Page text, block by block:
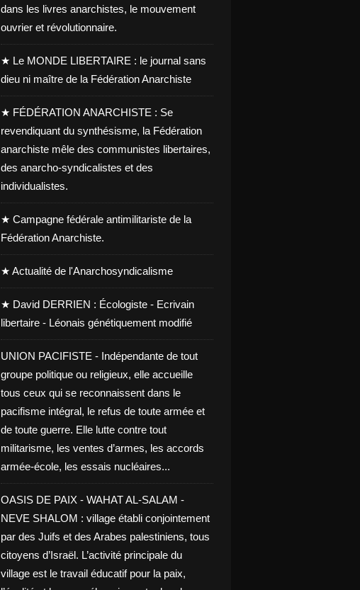
dans les livres anarchistes, le mouvement
ouvrier et révolutionnaire.
★ Le MONDE LIBERTAIRE : le journal sans
dieu ni maître de la Fédération Anarchiste
★ FÉDÉRATION ANARCHISTE : Se
revendiquant du synthésisme, la Fédération
anarchiste mêle des communistes libertaires,
des anarcho-syndicalistes et des
individualistes.
★ Campagne fédérale antimilitariste de la
Fédération Anarchiste.
★ Actualité de l'Anarchosyndicalisme
★ David DERRIEN : Écologiste - Ecrivain
libertaire - Léonais génétiquement modifié
UNION PACIFISTE - Indépendante de tout
groupe politique ou religieux, elle accueille
tous ceux qui se reconnaissent dans le
pacifisme intégral, le refus de toute armée et
de toute guerre. Elle lutte contre tout
militarisme, les ventes d’armes, les accords
armée-école, les essais nucléaires...
OASIS DE PAIX - WAHAT AL-SALAM -
NEVE SHALOM : village établi conjointement
par des Juifs et des Arabes palestiniens, tous
citoyens d’Israël. L’activité principale du
village est le travail éducatif pour la paix,